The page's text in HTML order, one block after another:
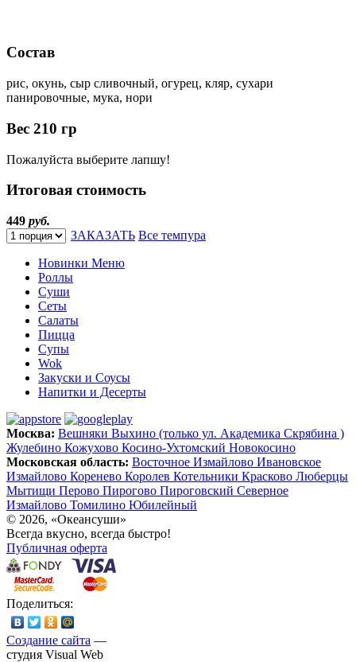
Состав
рис, окунь, сыр сливочный, огурец, кляр, сухари
панировочные, мука, нори
Вес 210 гр
Пожалуйста выберите лапшу!
Итоговая стоимость
449 руб.
ЗАКАЗАТЬ Все темпура
Новинки Меню
Роллы
Суши
Сеты
Салаты
Пицца
Супы
Wok
Закуски и Соусы
Напитки и Десерты
Москва: Вешняки Выхино (только ул. Академика Скрябина )
Жулебино Кожухово Косино-Ухтомский Новокосино
Московская область: Восточное Измайлово Ивановское
Измайлово Коренево Королев Котельники Красково Люберцы
Мытищи Перово Пирогово Пироговский Северное
Измайлово Томилино Юбилейный
© 2026, «Океансуши»
Всегда вкусно, всегда быстро!
Публичная оферта
Поделиться:
Создание сайта —
студия Visual Web